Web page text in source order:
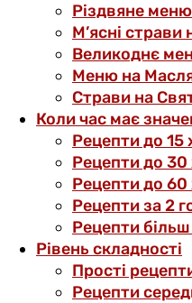
Різдвяне меню
М’ясні страви
Великоднє
Меню на
Страви на
Коли час має
Рецепти до 15
Рецепти до 30
Рецепти до 60
Рецепти за 2
Рецепти
Рівень складності
Прості
Рецепти